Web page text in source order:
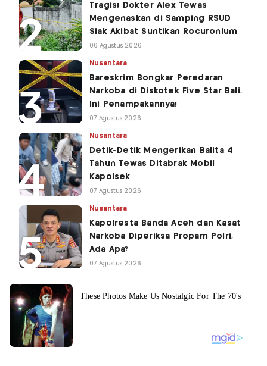
Tragis! Dokter Alex Tewas
Mengenaskan di Samping RSUD
Siak Akibat Suntikan Rocuronium
06 Agustus 2026
Nusantara
Bareskrim Bongkar Peredaran
Narkoba di Diskotek Five Star Bali,
Ini Penampakannya!
07 Agustus 2026
Nusantara
Detik-Detik Mengerikan Balita 4
Tahun Tewas Ditabrak Mobil
Kapolsek
07 Agustus 2026
Nusantara
Kapolresta Banda Aceh dan Kasat
Narkoba Diperiksa Propam Polri,
Ada Apa?
07 Agustus 2026